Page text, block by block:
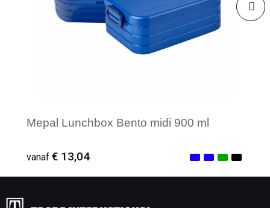
Mepal Lunchbox Bento midi 900 ml
vanaf € 13,04